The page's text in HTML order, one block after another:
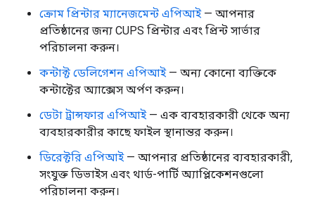
ক্রোম প্রিন্টার ম্যানেজমেন্ট এপিআই— আপনার
প্রতিষ্ঠানের জন্য CUPS প্রিন্টার এবং প্রিন্ট সার্ভার
পরিচালনা করুন।
কন্টাক্ট ডেলিগেশন এপিআই— অন্য কোনো ব্যক্তিকে
কন্টাক্টের অ্যাক্সেস অর্পণ করুন।
ডেটা ট্রান্সফার এপিআই— এক ব্যবহারকারী থেকে অন্য
ব্যবহারকারীর কাছে ফাইল স্থানান্তর করুন।
ডিরেক্টরি এপিআই— আপনার প্রতিষ্ঠানের ব্যবহারকারী,
সংযুক্ত ডিভাইস এবং থার্ড-পার্টি অ্যাপ্লিকেশনগুলো
পরিচালনা করুন।